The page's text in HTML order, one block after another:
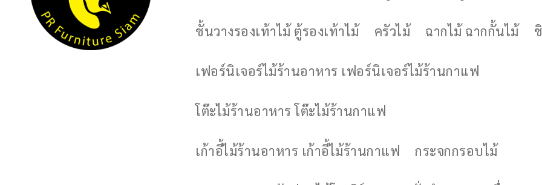
ชั้นวางรองเท้าไม้ ตู้รองเท้าไม้ ครัวไม้ ฉากไม้ ฉากกั้นไม้
เฟอร์นิเจอร์ไม้ร้านอาหาร เฟอร์นิเจอร์ไม้ร้านกาแฟ
โต๊ะไม้ร้านอาหาร โต๊ะไม้ร้านกาแฟ
เก้าอี้ไม้ร้านอาหาร เก้าอี้ไม้ร้านกาแฟ กระจกกรอบไม้